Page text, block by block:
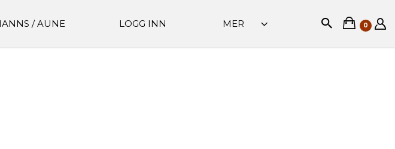
/ AUNE LOGG INN MER 0